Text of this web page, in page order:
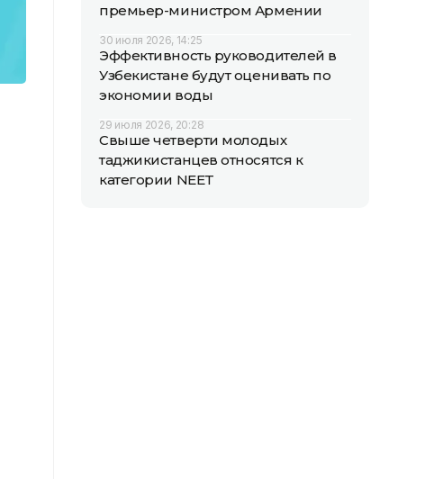
премьер-министром Армении
30 июля 2026, 14:25
Эффективность руководителей в
Узбекистане будут оценивать по
экономии воды
29 июля 2026, 20:28
Свыше четверти молодых
таджикистанцев относятся к
категории NEET